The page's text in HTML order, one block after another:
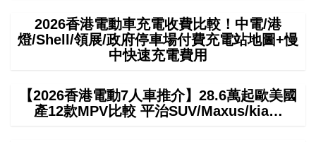
2026香港電動車充電收費比較！中電/港
燈/Shell/領展/政府停車場付費充電站地圖+慢
中快速充電費用
【2026香港電動7人車推介】28.6萬起歐美國
產12款MPV比較 平治SUV/Maxus/kia…